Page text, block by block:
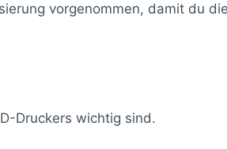
vorgenommen, damit du
Druckers wichtig sind.